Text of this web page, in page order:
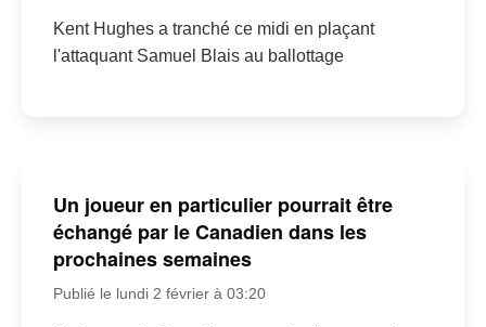
Kent Hughes a tranché ce midi en plaçant
l'attaquant Samuel Blais au ballottage
Un joueur en particulier pourrait être
échangé par le Canadien dans les
prochaines semaines
Publié le lundi 2 février à 03:20